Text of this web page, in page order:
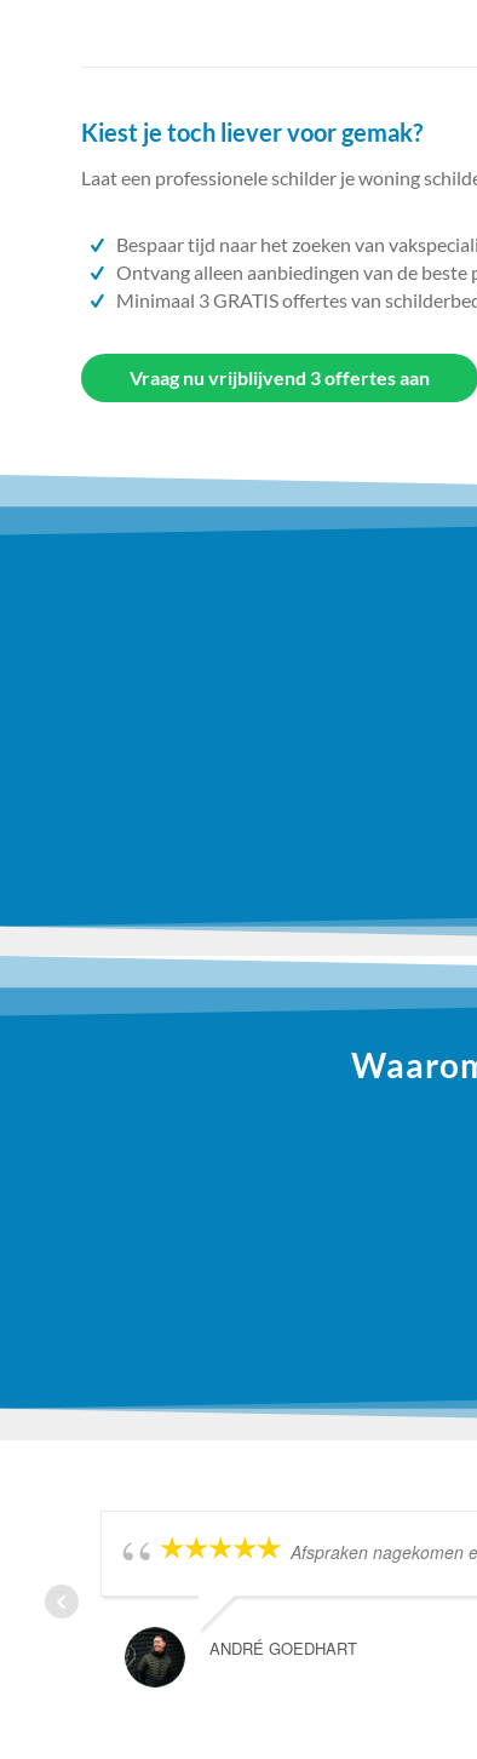
Kiest je toch liever voor gemak?
Laat een professionele schilder je woning
Bespaar tijd naar het zoeken van
Ontvang alleen aanbiedingen van de beste
Minimaal 3 GRATIS offertes van
Vraag nu vrijblijvend 3 offertes aan
Afspraken nagekomen
ANDRÉ GOEDHART